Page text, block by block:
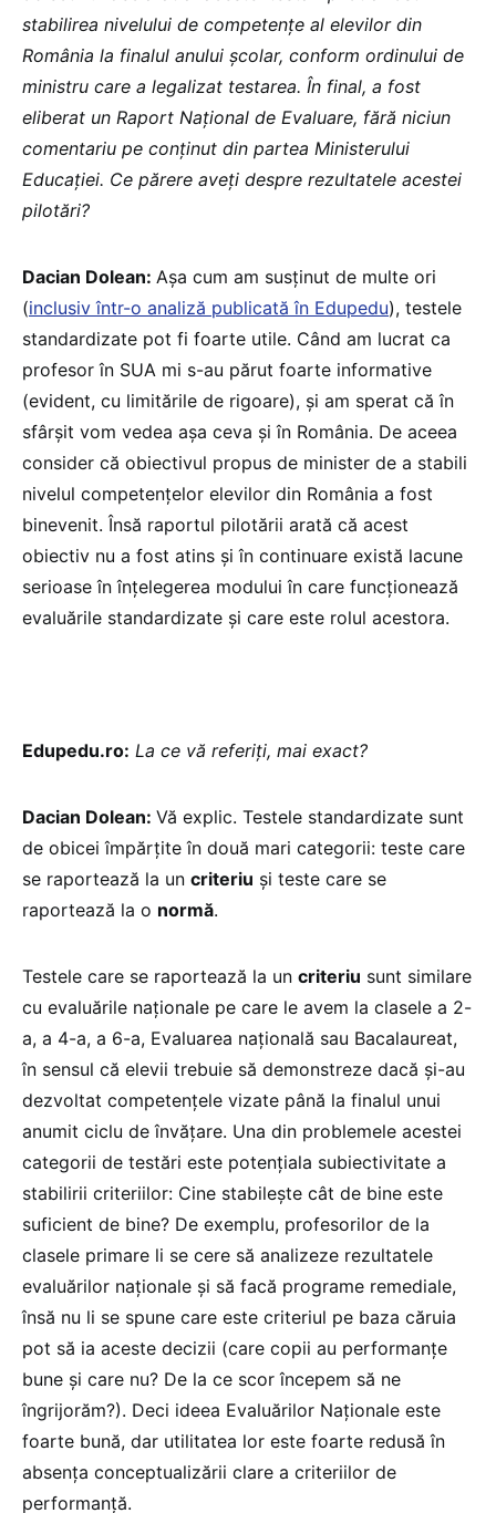
stabilirea nivelului de competențe al elevilor din
România la finalul anului școlar, conform ordinului de
ministru care a legalizat testarea. În final, a fost
eliberat un Raport Național de Evaluare, fără niciun
comentariu pe conținut din partea Ministerului
Educației. Ce părere aveți despre rezultatele acestei
pilotări?
Dacian Dolean: Așa cum am susținut de multe ori
(inclusiv într-o analiză publicată în Edupedu), testele
standardizate pot fi foarte utile. Când am lucrat ca
profesor în SUA mi s-au părut foarte informative
(evident, cu limitările de rigoare), și am sperat că în
sfârșit vom vedea așa ceva și în România. De aceea
consider că obiectivul propus de minister de a stabili
nivelul competențelor elevilor din România a fost
binevenit. Însă raportul pilotării arată că acest
obiectiv nu a fost atins și în continuare există lacune
serioase în înțelegerea modului în care funcționează
evaluările standardizate și care este rolul acestora.
Edupedu.ro: La ce vă referiți, mai exact?
Dacian Dolean: Vă explic. Testele standardizate sunt
de obicei împărțite în două mari categorii: teste care
se raportează la un criteriu și teste care se
raportează la o normă.
Testele care se raportează la un criteriu sunt similare
cu evaluările naționale pe care le avem la clasele a 2-
a, a 4-a, a 6-a, Evaluarea națională sau Bacalaureat,
în sensul că elevii trebuie să demonstreze dacă și-au
dezvoltat competențele vizate până la finalul unui
anumit ciclu de învățare. Una din problemele acestei
categorii de testări este potențiala subiectivitate a
stabilirii criteriilor: Cine stabilește cât de bine este
suficient de bine? De exemplu, profesorilor de la
clasele primare li se cere să analizeze rezultatele
evaluărilor naționale și să facă programe remediale,
însă nu li se spune care este criteriul pe baza căruia
pot să ia aceste decizii (care copii au performanțe
bune și care nu? De la ce scor începem să ne
îngrijorăm?). Deci ideea Evaluărilor Naționale este
foarte bună, dar utilitatea lor este foarte redusă în
absența conceptualizării clare a criteriilor de
performanță.